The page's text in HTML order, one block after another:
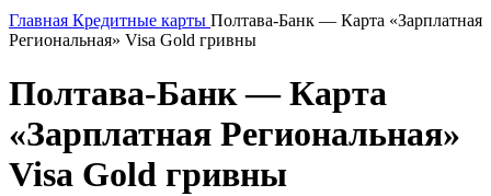
Главная Кредитные карты Полтава-Банк — Карта «Зарплатная
Региональная» Visa Gold гривны
Полтава-Банк — Карта
«Зарплатная Региональная»
Visa Gold гривны